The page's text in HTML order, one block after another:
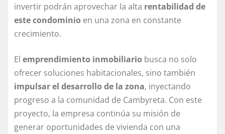
invertir podrán aprovechar la alta rentabilidad de
este condominio en una zona en constante
crecimiento.
El emprendimiento inmobiliario busca no solo
ofrecer soluciones habitacionales, sino también
impulsar el desarrollo de la zona, inyectando
progreso a la comunidad de Cambyreta. Con este
proyecto, la empresa continúa su misión de
generar oportunidades de vivienda con una